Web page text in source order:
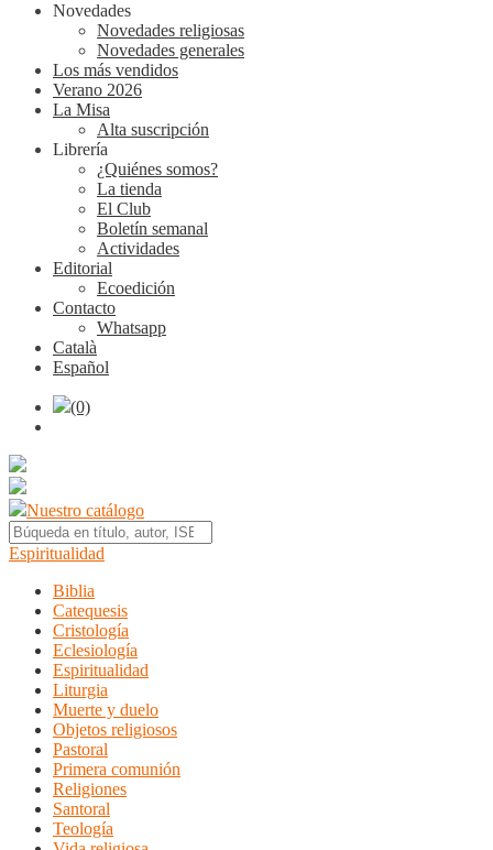
Novedades
Novedades religiosas
Novedades generales
Los más vendidos
Verano 2026
La Misa
Alta suscripción
Librería
¿Quiénes somos?
La tienda
El Club
Boletín semanal
Actividades
Editorial
Ecoedición
Contacto
Whatsapp
Català
Español
(0)
Nuestro catálogo
Espiritualidad
Biblia
Catequesis
Cristología
Eclesiología
Espiritualidad
Liturgia
Muerte y duelo
Objetos religiosos
Pastoral
Primera comunión
Religiones
Santoral
Teología